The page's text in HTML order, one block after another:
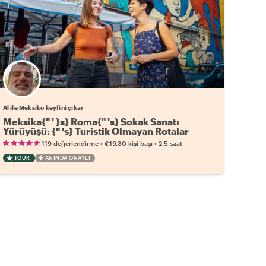
Al ile Meksiko keyfini çıkar
Meksika{" ' }s} Roma{" 's} Sokak Sanatı
Yürüyüşü: {" 's} Turistik Olmayan Rotalar
119 değerlendirme• €19.30 kişi başı• 2.5 saat
TOUR ANINDA ONAYLI